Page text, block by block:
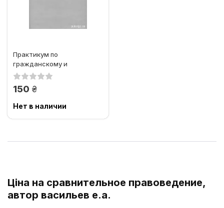
Практикум по
гражданскому и
торговому праву
150 грн.
Нет в наличии
Ціна на сравнительное правоведение,
автор васильев е.а.